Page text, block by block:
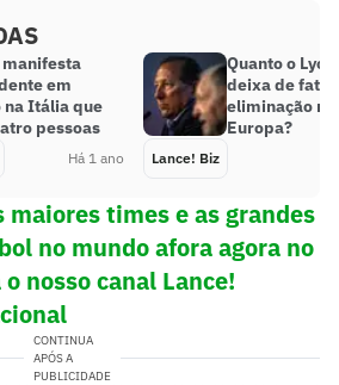
manifesta
em
Itália que
pessoas
Há 1 ano
Quanto o
deixa de
eliminação na
Europa?
Lance! Biz
maiores times e as grandes
no mundo afora agora no
nosso canal Lance!
CONTINUA
APÓS A
PUBLICIDADE